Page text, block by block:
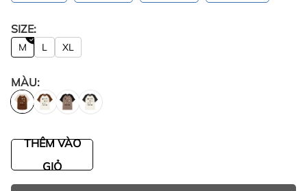
SIZE:
M L XL
MÀU:
THÊM VÀO
GIỎ